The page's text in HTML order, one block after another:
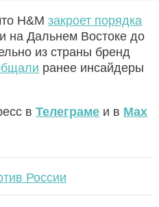
H&M закроет порядка
на Дальнем Востоке до
из страны бренд
ранее инсайдеры
в Телеграме и в Max
России